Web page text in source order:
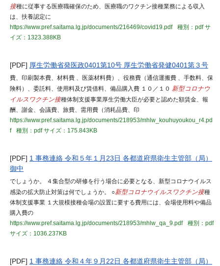
接種に従事する医療職確保のため、医療職のワクチン接種業務による収入
は、扶養認定に
https://www.pref.saitama.lg.jp/documents/216469/covid19.pdf
種別：pdfサ
イズ：1323.388KB
[PDF] 厚生労働省発医政0401第10号 厚生労働省発健0401第３号
費、印刷製本費、材料費 、医薬材料費）、役務費（通信運搬費 、手数料、保
険料）、委託料、使用料及び賃借料、備品購入費 １０／１０ 新型コロナウ
イルスワクチン接種体制支援事業厚生労働大臣が必要と認めた額賃金、報
酬、謝金、会議費、旅費、需用費（消耗品費、印
https://www.pref.saitama.lg.jp/documents/218953/mhlw_kouhuyoukou_r4.pd
f
種別：pdfサイズ：175.843KB
[PDF] 1 事務連絡 令和５年１月23日 各都道府県衛生主管部（局）
御中
でしょうか。 ４集合型の研修を行う場合に必要となる、新型コロナウイルス
感染の拡大防止対策は何でしょうか。 ○新型コロナウイルスワクチン接種
体制支援事業 １大規模接種会場の設置に要する費用には、会場使用料や備品
購入費の
https://www.pref.saitama.lg.jp/documents/218953/mhlw_qa_9.pdf
種別：pdf
サイズ：1036.237KB
[PDF] 1 事務連絡 令和４年９月22日 各都道府県衛生主管部（局）